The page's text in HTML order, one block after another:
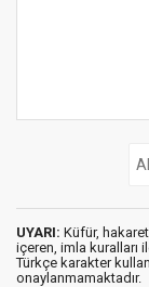
UYARI: Küfür,
içeren, imla kuralları
Türkçe karakter
onaylanmamaktadır.